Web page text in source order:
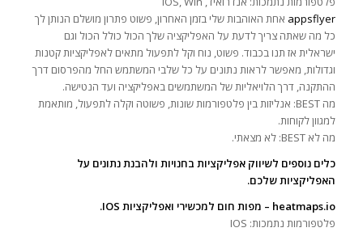
appsflyer אחת האוהבות שלי בזמן האחרון, פשוט פתרון מושלם הנותן לך
כל מה שאתה צריך לדעת על האפליקציה שלך הכול כולל הכול וגם
ישראלית אז תנו בכבוד. פשוט, נוח וקל לתפעול מתאים לאפליקציות קטנות
וגדולות, מאפשר לראות נתונים על כל שלבי המשתמש החל מהפרסום דרך
ההתקנה, דרך הלויאליות של המשתמשים באפליקציה ועד הנטישה.
מה BEST: אנליזות בין פלטפורמות שונות, פשוטה וקלה לתפעול, מותאמת
למגוון לקוחות.
מה לא BEST: לא מצאתי.
כלים נוספים לשיווק אפליקציות בחנויות ולהבנת נתונים על
האפליקציות שלכם.
heatmaps.io – מפות חום למכשירי ואפליקציות IOS.
פלטפורמות נתמכות: IOS